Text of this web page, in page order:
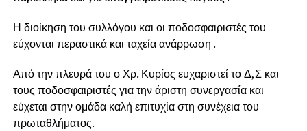
Η διοίκηση του συλλόγου και οι ποδοσφαιριστές του
εύχονται περαστικά και ταχεία ανάρρωση .
Από την πλευρά του ο Χρ. Κυρίος ευχαριστεί το Δ,Σ και
τους ποδοσφαιριστές για την άριστη συνεργασία και
εύχεται στην ομάδα καλή επιτυχία στη συνέχεια του
πρωταθλήματος.